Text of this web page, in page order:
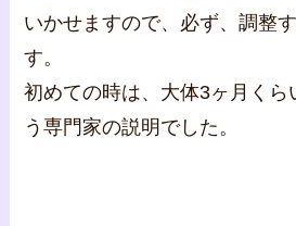
いかせますので、必ず、調整
す。
初めての時は、大体3ヶ月くら
う専門家の説明でした。